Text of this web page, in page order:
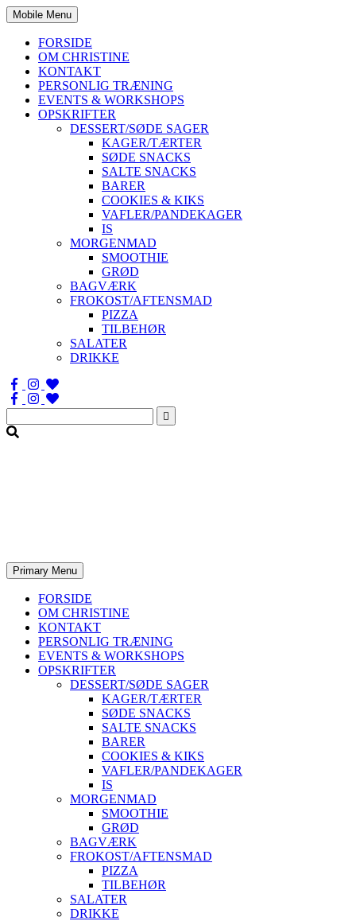
Mobile Menu
FORSIDE
OM CHRISTINE
KONTAKT
PERSONLIG TRÆNING
EVENTS & WORKSHOPS
OPSKRIFTER
DESSERT/SØDE SAGER
KAGER/TÆRTER
SØDE SNACKS
SALTE SNACKS
BARER
COOKIES & KIKS
VAFLER/PANDEKAGER
IS
MORGENMAD
SMOOTHIE
GRØD
BAGVÆRK
FROKOST/AFTENSMAD
PIZZA
TILBEHØR
SALATER
DRIKKE
Søg
efter:
Primary Menu
FORSIDE
OM CHRISTINE
KONTAKT
PERSONLIG TRÆNING
EVENTS & WORKSHOPS
OPSKRIFTER
DESSERT/SØDE SAGER
KAGER/TÆRTER
SØDE SNACKS
SALTE SNACKS
BARER
COOKIES & KIKS
VAFLER/PANDEKAGER
IS
MORGENMAD
SMOOTHIE
GRØD
BAGVÆRK
FROKOST/AFTENSMAD
PIZZA
TILBEHØR
SALATER
DRIKKE